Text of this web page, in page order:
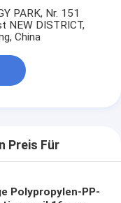
PARK, Nr. 151
NEW DISTRICT,
China
Preis Für
Polypropylen-PP-